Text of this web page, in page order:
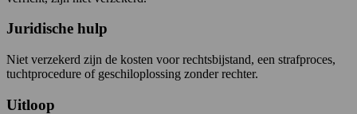
Juridische hulp
Niet verzekerd zijn de kosten voor rechtsbijstand, een strafproces,
tuchtprocedure of geschiloplossing zonder rechter.
Uitloop